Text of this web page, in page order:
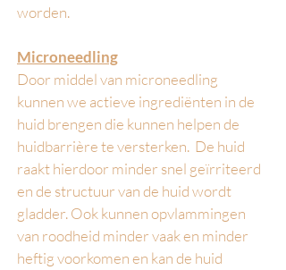
worden.
Microneedling
Door middel van microneedling
kunnen we actieve ingrediënten in de
huid brengen die kunnen helpen de
huidbarrière te versterken. De huid
raakt hierdoor minder snel geïrriteerd
en de structuur van de huid wordt
gladder. Ook kunnen opvlammingen
van roodheid minder vaak en minder
heftig voorkomen en kan de huid